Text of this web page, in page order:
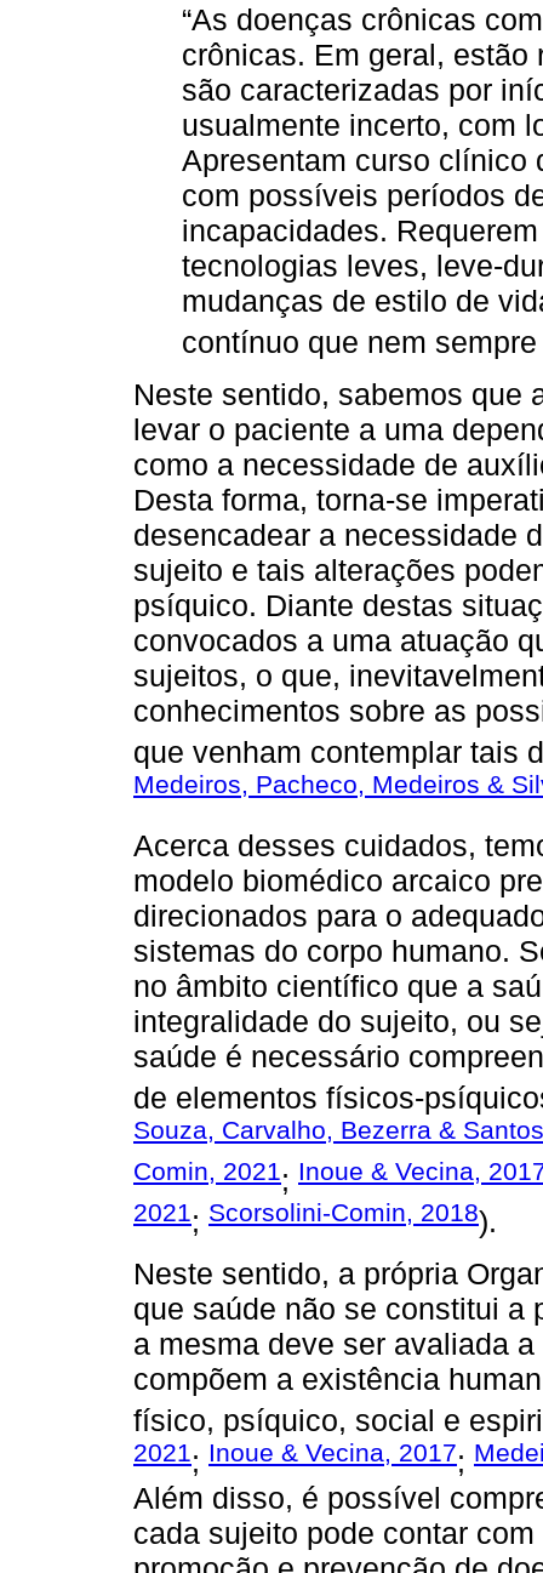
“As doenças crônicas
crônicas. Em geral,
são caracterizadas por
usualmente incerto, com
Apresentam curso clínico
com possíveis períodos
incapacidades.
tecnologias leves, leve-
mudanças de estilo de
contínuo que nem sempre
Neste sentido, sabemos que
levar o paciente a uma
como a necessidade de
Desta forma, torna-se
desencadear a necessidade
sujeito e tais alterações
psíquico. Diante destas
convocados a uma atuação
sujeitos, o que,
conhecimentos sobre as
que venham contemplar tais
Medeiros, Pacheco, Medeiros &
Acerca desses cuidados,
modelo biomédico arcaico
direcionados para o
sistemas do corpo humano.
no âmbito científico que a
integralidade do sujeito, ou
saúde é necessário
de elementos físicos-
Souza, Carvalho, Bezerra &
Comin, 2021; Inoue & Vecina,
2021; Scorsolini-Comin, 2018).
Neste sentido, a própria
que saúde não se constitui a
a mesma deve ser avaliada
compõem a existência
físico, psíquico, social e
2021; Inoue & Vecina, 2017;
Além disso, é possível
cada sujeito pode contar